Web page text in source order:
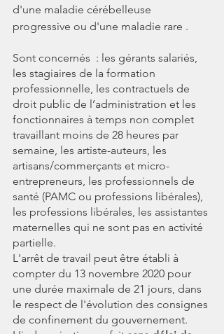
d'une maladie cérébelleuse
progressive ou d'une maladie rare .
Sont concernés  : les gérants salariés,
les stagiaires de la formation
professionnelle, les contractuels de
droit public de l’administration et les
fonctionnaires à temps non complet
travaillant moins de 28 heures par
semaine, les artiste-auteurs, les
artisans/commerçants et micro-
entrepreneurs, les professionnels de
santé (PAMC ou professions libérales),
les professions libérales, les assistantes
maternelles qui ne sont pas en activité
partielle.
L'arrêt de travail peut être établi à
compter du 13 novembre 2020 pour
une durée maximale de 21 jours, dans
le respect de l'évolution des consignes
de confinement du gouvernement.